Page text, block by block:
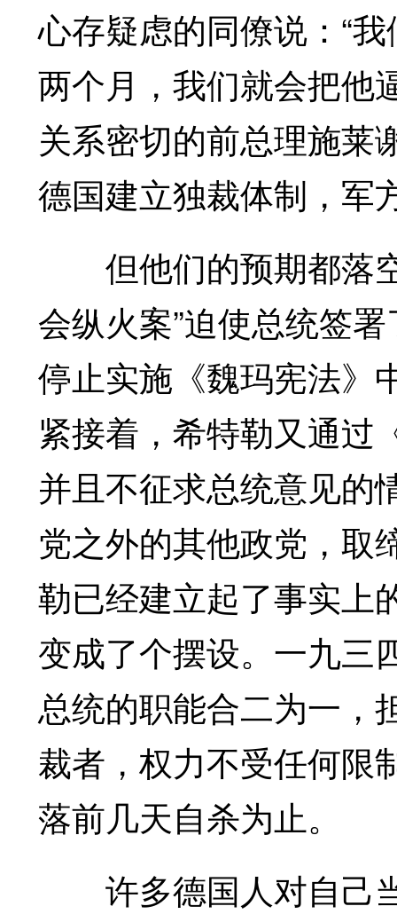
心存疑虑的同僚说：“
两个月，我们就会把他
关系密切的前总理施莱
德国建立独裁体制，军
但他们的预期都落空
会纵火案”迫使总统签
停止实施《魏玛宪法》
紧接着，希特勒又通过
并且不征求总统意见的
党之外的其他政党，取
勒已经建立起了事实上
变成了个摆设。一九三
总统的职能合二为一，
裁者，权力不受任何限
落前几天自杀为止。
许多德国人对自己